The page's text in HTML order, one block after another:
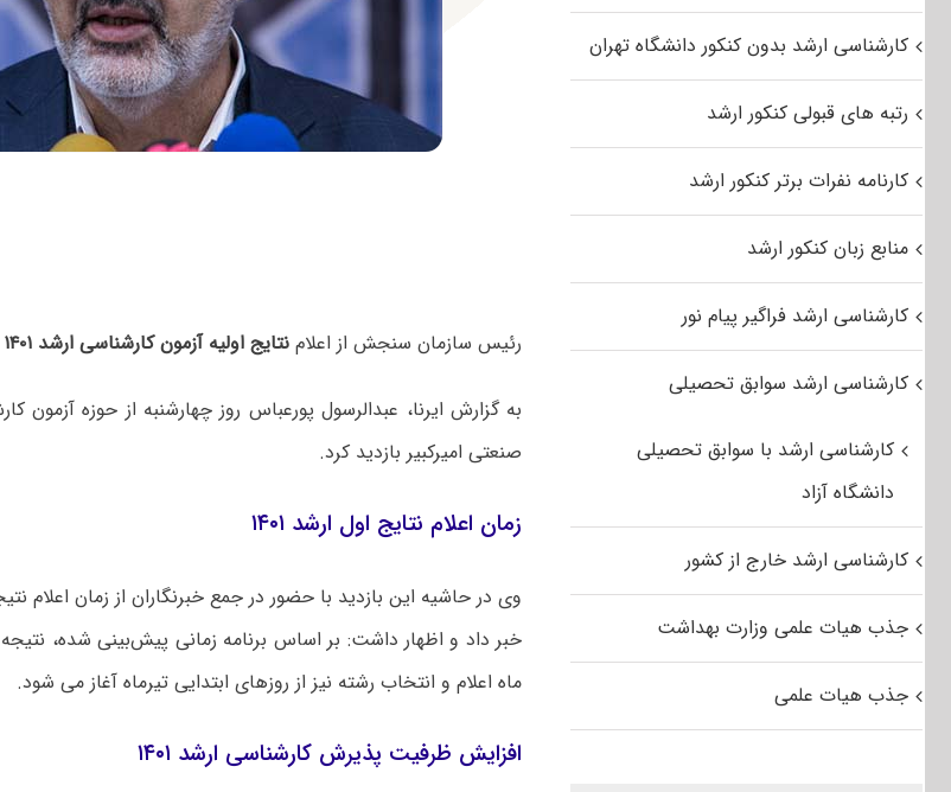
رئیس سازمان سنجش از اعلام نتایج اولیه آزمون کارشناسی ارشد ۱۴۰۱
صنعتی امیرکبیر بازدید کرد.
زمان اعلام نتایج اول ارشد ۱۴۰۱
خبر داد و اظهار داشت: بر اساس برنامه زمانی پیش‌بینی شده، نتیجه
ماه اعلام و انتخاب رشته نیز از روزهای ابتدایی تیرماه آغاز می شود.
افزایش ظرفیت پذیرش کارشناسی ارشد ۱۴۰۱
کارشناسی ارشد بدون کنکور دانشگاه تهران
رتبه های قبولی کنکور ارشد
کارنامه نفرات برتر کنکور ارشد
منابع زبان کنکور ارشد
کارشناسی ارشد فراگیر پیام نور
کارشناسی ارشد سوابق تحصیلی
کارشناسی ارشد با سوابق تحصیلی
دانشگاه آزاد
کارشناسی ارشد خارج از کشور
جذب هیات علمی وزارت بهداشت
جذب هیات علمی